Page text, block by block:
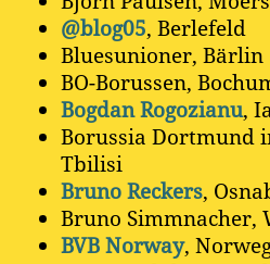
@blog05, Berlefeld
Bluesunioner, Bärlin
BO-Borussen,
Bogdan Rogozianu,
Borussia Dortmund
Tbilisi
Bruno Reckers,
Bruno Simmnacher,
BVB Norway,